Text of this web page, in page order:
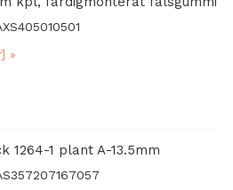
»
1264-1 plant A-13.5mm